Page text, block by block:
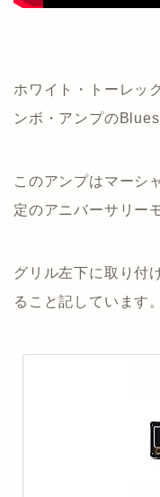
ホワイト・トーレッ
ンボ・アンプの
このアンプはマーシ
定のアニバーサリー
グリル左下に取り付
ること記しています。